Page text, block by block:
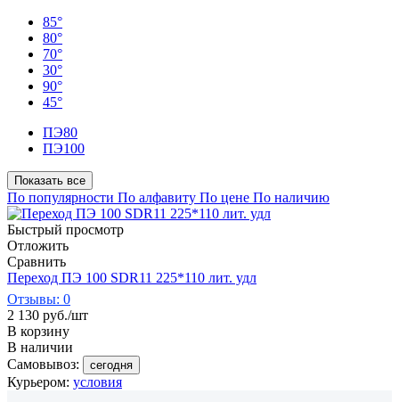
85°
80°
70°
30°
90°
45°
ПЭ80
ПЭ100
Показать все
По популярности По алфавиту По цене По наличию
Быстрый просмотр
Отложить
Сравнить
Переход ПЭ 100 SDR11 225*110 лит. удл
Отзывы: 0
2 130 руб./шт
В корзину
В наличии
Самовывоз:
сегодня
Курьером: условия